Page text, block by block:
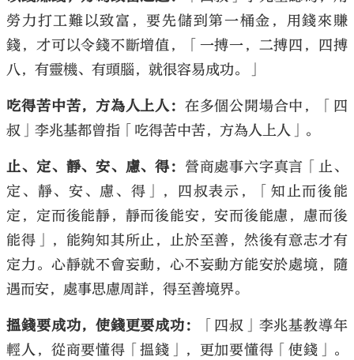
勞力打工難以致富，要先儲到第一桶金，用錢來賺
錢，才可以令錢不斷增值，「一搏一，二搏四，四搏
八，有靈機、有頭腦，就很容易成功。」
吃得苦中苦，方為人上人： 在多個公開場合中，「四
叔」李兆基都曾指「吃得苦中苦，方為人上人」。
止、定、靜、安、慮、得： 營商處事六字真言「止、
定、靜、安、慮、得」，四叔表示，「知止而後能
定，定而後能靜，靜而後能安，安而後能慮，慮而後
能得」，能夠知其所止，止於至善，然後有意志才有
定力。心靜就不會妄動，心不妄動方能安於處境，隨
遇而安，處事思慮周詳，得至善境界。
搵錢要成功，使錢更要成功：
「四叔」李兆基教導年
輕人，從商要懂得「搵錢」，更加要懂得「使錢」。